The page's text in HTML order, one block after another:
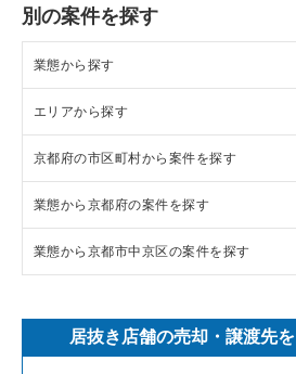
別の案件を探す
業態から探す
ラーメンの居抜き売却物件の案件一覧
フランス料理の居抜き売却物件の案件一
イタリア料理の居抜き売却物件の案件一
中華の居抜き売却物件の案件一覧
寿司の居抜き売却物件の案件一覧
エリアから探す
東京23区の飲食店の居抜き売却物件の案
東京都下の飲食店の居抜き売却物件の案
千葉県の飲食店の居抜き売却物件の案件
神奈川県の飲食店の居抜き売却物件の
京都府の市区町村から案件を探す
京都市中京区の飲食店の居抜き売却物件
京田辺市の飲食店の居抜き売却物件の案
京都市下京区の飲食店の居抜き売却物
業態から京都府の案件を探す
京都府のラーメンの居抜き売却物件の案
京都府のイタリア料理の居抜き売却物
業態から京都市中京区の案件を探す
京都市中京区のフランス料理の居抜き売
居抜き店舗の売却・譲渡先